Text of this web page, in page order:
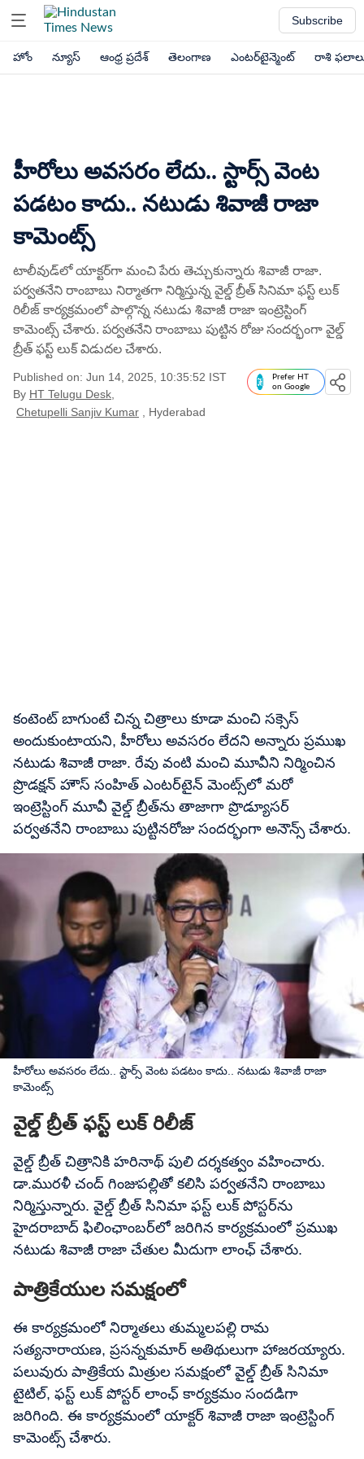
Subscribe
హోం న్యూస్ ఆంధ్ర ప్రదేశ్ తెలంగాణ ఎంటర్‌టైన్మెంట్ రాశి
హీరోలు అవసరం లేదు.. స్టార్స్ వెంట
పడటం కాదు.. నటుడు శివాజీ రాజా
కామెంట్స్
టాలీవుడ్‌లో యాక్టర్‌గా మంచి పేరు తెచ్చుకున్నారు శివాజీ రాజా.
పర్వతనేని రాంబాబు నిర్మాతగా నిర్మిస్తున్న వైల్డ్ బ్రీత్ సినిమా ఫస్ట్ లుక్
రిలీజ్ కార్యక్రమంలో పాల్గొన్న నటుడు శివాజీ రాజా ఇంట్రెస్టింగ్
కామెంట్స్ చేశారు. పర్వతనేని రాంబాబు పుట్టిన రోజు సందర్భంగా వైల్డ్
బ్రీత్ ఫస్ట్ లుక్ విడుదల చేశారు.
Published on: Jun 14, 2025, 10:35:52 IST
By HT Telugu Desk
Chetupelli Sanjiv Kumar
, Hyderabad
Prefer HT
on Google
కంటెంట్ బాగుంటే చిన్న చిత్రాలు కూడా మంచి సక్సెస్
అందుకుంటాయని, హీరోలు అవసరం లేదని అన్నారు ప్రముఖ
నటుడు శివాజీ రాజా. రేవు వంటి మంచి మూవీని నిర్మించిన
ప్రొడక్షన్ హౌస్ సంహిత్ ఎంటర్‌టైన్ మెంట్స్‌లో మరో
ఇంట్రెస్టింగ్ మూవీ వైల్డ్ బ్రీత్‌ను తాజాగా ప్రొడ్యూసర్
పర్వతనేని రాంబాబు పుట్టినరోజు సందర్భంగా అనౌన్స్ చేశారు.
హీరోలు అవసరం లేదు.. స్టార్స్ వెంట పడటం కాదు.. నటుడు శివాజీ రాజా
కామెంట్స్
వైల్డ్ బ్రీత్ ఫస్ట్ లుక్ రిలీజ్
వైల్డ్ బ్రీత్ చిత్రానికి హరినాథ్ పులి దర్శకత్వం వహించారు.
డా.మురళీ చంద్ గింజుపల్లితో కలిసి పర్వతనేని రాంబాబు
నిర్మిస్తున్నారు. వైల్డ్ బ్రీత్ సినిమా ఫస్ట్ లుక్ పోస్టర్‌ను
హైదరాబాద్ ఫిలింఛాంబర్‌లో జరిగిన కార్యక్రమంలో ప్రముఖ
నటుడు శివాజీ రాజా చేతుల మీదుగా లాంఛ్ చేశారు.
పాత్రికేయుల సమక్షంలో
ఈ కార్యక్రమంలో నిర్మాతలు తుమ్మలపల్లి రామ
సత్యనారాయణ, ప్రసన్నకుమార్ అతిథులుగా హాజరయ్యారు.
పలువురు పాత్రికేయ మిత్రుల సమక్షంలో వైల్డ్ బ్రీత్ సినిమా
టైటిల్, ఫస్ట్ లుక్ పోస్టర్ లాంఛ్ కార్యక్రమం సందడిగా
జరిగింది. ఈ కార్యక్రమంలో యాక్టర్ శివాజీ రాజా ఇంట్రెస్టింగ్
కామెంట్స్ చేశారు.